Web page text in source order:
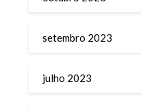
setembro 2023
julho 2023